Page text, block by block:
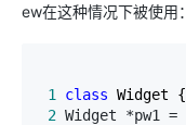
ew在这种情况下被使用：
1 class
2 Widget *pw1 =